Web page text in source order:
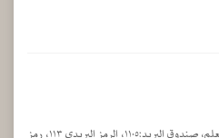
شارع السعيدية، مقابل قصر العلم، صندوق البريد:١١٠٥، الرمز البريدي ١١٣، رمز